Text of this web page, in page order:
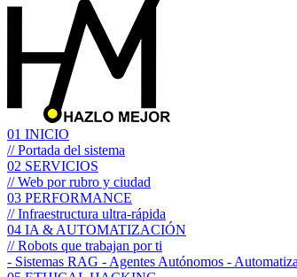
01 INICIO
// Portada del sistema
02 SERVICIOS
// Web por rubro y ciudad
03 PERFORMANCE
// Infraestructura ultra-rápida
04 IA & AUTOMATIZACIÓN
// Robots que trabajan por ti
- Sistemas RAG - Agentes Autónomos -